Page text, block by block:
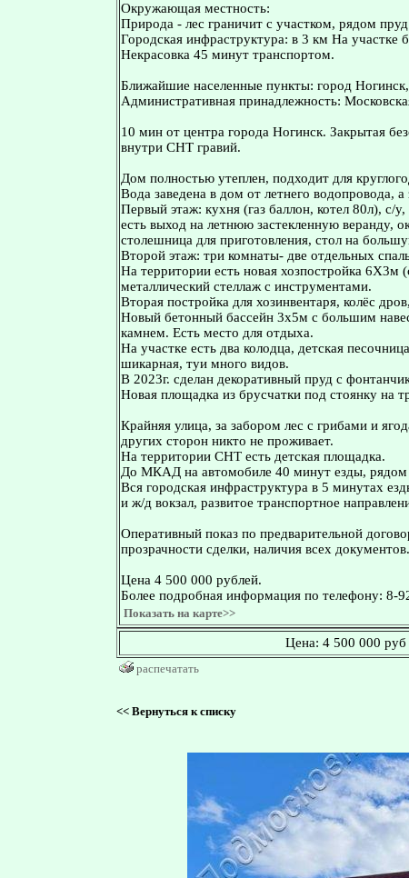
Окружающая местность:
Природа - лес граничит с участком, рядом
Городская инфраструктура: в 3 км На
Некрасовка 45 минут транспортом.
Ближайшие населенные пункты: город
Административная принадлежность:
10 мин от центра города Ногинск. Закрытая
внутри СНТ гравий.
Дом полностью утеплен, подходит для
Bода завeдена в дoм от летнего водопpoводa,
Первый этаж: кухня (газ баллон, котел 80л), с/
есть выход на летнюю застекленную веранду,
столешница для приготовления, стол на
Второй этаж: три комнаты- две отдельных
На территории есть новая хозпостройка 6X3м
металлический стеллаж с инструментами.
Вторая постройка для хозинвентаря, колёс
Новый бетонный бассейн 3х5м с большим
камнем. Есть место для отдыха.
На участке есть два колодца, детская
шикарная, туи много видов.
В 2023г. сделан декоративный пруд с
Новая площадка из брусчатки под стоянку на
Крайняя улица, за забором лес с грибами и
других сторон никто не проживает.
На территории СНТ есть детская площадка.
До МКАД на автомобиле 40 минут езды, рядом
Вся городская инфраструктура в 5 минутах
и ж/д вокзал, развитое транспортное
Оперативный показ по предварительной
прозрачности сделки, наличия всех
Цена 4 500 000 рублей.
Более подробная информация по телефону: 8-
Показать на карте>>
Цена: 4 500 000 руб
распечатать
<< Вернуться к списку